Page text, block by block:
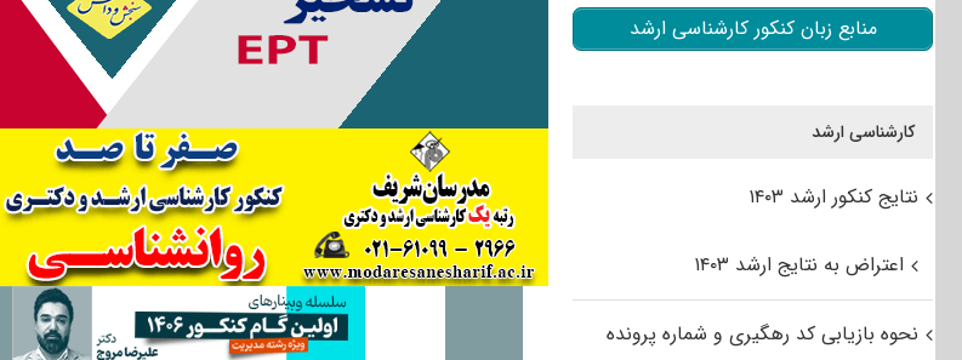
منابع زبان کنکور کارشناسی ارشد
کارشناسی ارشد
نتایج کنکور ارشد ۱۴۰۳
اعتراض به نتایج ارشد ۱۴۰۳
نحوه بازیابی کد رهگیری و شماره پرونده